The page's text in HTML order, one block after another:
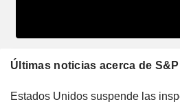
Últimas noticias acerca de
Estados Unidos suspende las